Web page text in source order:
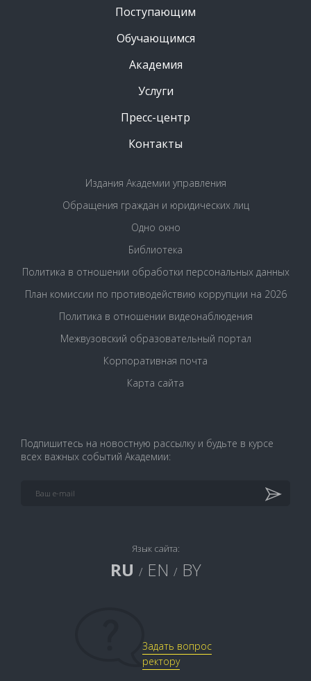
Поступающим
Обучающимся
Академия
Услуги
Пресс-центр
Контакты
Издания Академии управления
Обращения граждан и юридических лиц
Одно окно
Библиотека
Политика в отношении обработки персональных данных
План комиссии по противодействию коррупции на 2026
Политика в отношении видеонаблюдения
Межвузовский образовательный портал
Корпоративная почта
Карта сайта
Подпишитесь на новостную рассылку и будьте в курсе
всех важных событий Академии:
Язык сайта:
RU / EN / BY
Задать вопрос
ректору